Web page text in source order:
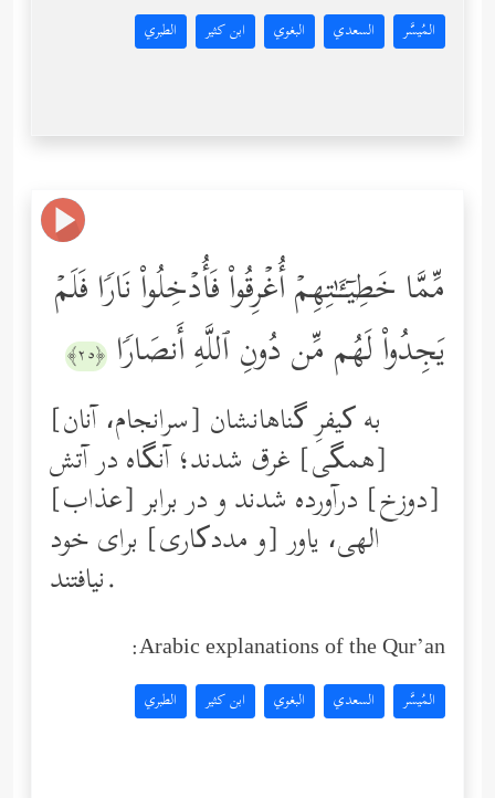
المُيسَّر السعدي البغوي ابن كثير الطبري
مِّمَّا خَطِیۤـَٔـٰتِهِمۡ أُغۡرِقُواْ فَأُدۡخِلُواْ نَارࣰا فَلَمۡ
یَجِدُواْ لَهُم مِّن دُونِ ٱللَّهِ أَنصَارࣰا ﴿٢٥﴾
[سرانجام، آنان] به کیفرِ گناهانشان
[همگی] غرق شدند؛ آنگاه در آتش
[دوزخ] درآورده شدند و در برابر [عذاب]
الهی، یاور [و مددکاری] برای خود
نیافتند.
Arabic explanations of the Qur’an:
المُيسَّر السعدي البغوي ابن كثير الطبري